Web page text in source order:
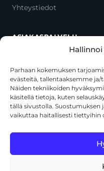
Parhaan kokemuksen
evästeitä, tallentaaksemme
Näiden tekniikoiden
käsitellä tietoja, kuten
tällä sivustolla.
vaikuttaa haitallisesti
Yhteystiedot
ASIAKASPALVELU
Oma tili
Maksutavat
Toimitustavat
Usein kysytyt kysymykset
+358 44 270 3795
asiakaspalvelu@toolcat.fi